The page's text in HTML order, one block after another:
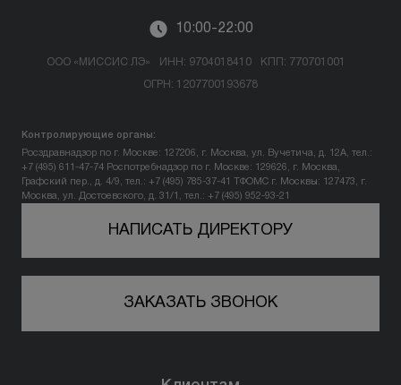
10:00-22:00
ООО «МИССИС ЛЭ» ИНН: 9704018410 КПП: 770701001
ОГРН: 1207700193678
Контролирующие органы:
Росздравнадзор по г. Москве: 127206, г. Москва, ул. Вучетича, д. 12А, тел.:
+7 (495) 611-47-74 Роспотребнадзор по г. Москве: 129626, г. Москва,
Графский пер., д. 4/9, тел.: +7 (495) 785-37-41
ТФОМС г. Москвы: 127473, г.
Москва, ул. Достоевского, д. 31/1, тел.: +7 (495) 952-93-21
НАПИСАТЬ ДИРЕКТОРУ
ЗАКАЗАТЬ ЗВОНОК